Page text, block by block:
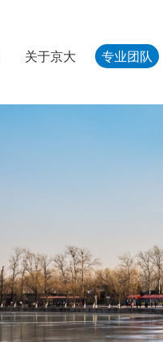
关于京大 专业团队